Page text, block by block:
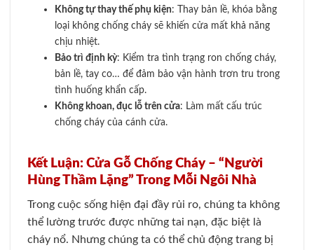
Không tự thay thế phụ kiện: Thay bản lề, khóa bằng
loại không chống cháy sẽ khiến cửa mất khả năng
chịu nhiệt.
Bảo trì định kỳ: Kiểm tra tình trạng ron chống cháy,
bản lề, tay co… để đảm bảo vận hành trơn tru trong
tình huống khẩn cấp.
Không khoan, đục lỗ trên cửa: Làm mất cấu trúc
chống cháy của cánh cửa.
Kết Luận: Cửa Gỗ Chống Cháy – “Người
Hùng Thầm Lặng” Trong Mỗi Ngôi Nhà
Trong cuộc sống hiện đại đầy rủi ro, chúng ta không
thể lường trước được những tai nạn, đặc biệt là
cháy nổ. Nhưng chúng ta có thể chủ động trang bị